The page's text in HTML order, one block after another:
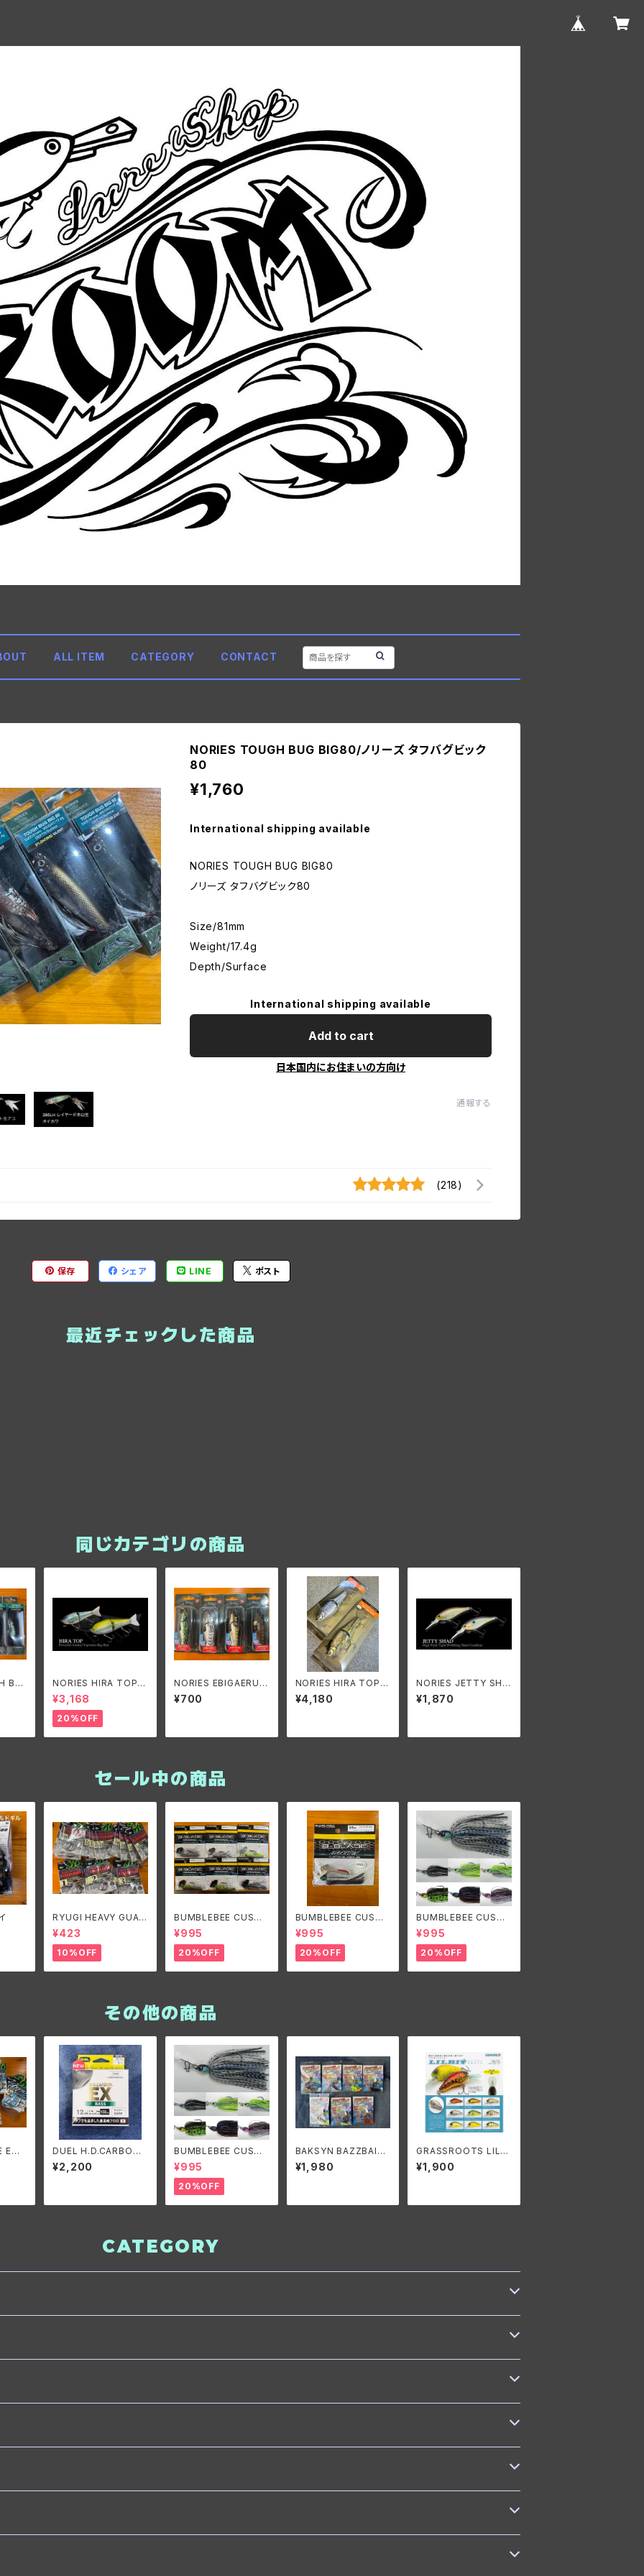
ALL ITEM CATEGORY CONTACT
NORIES TOUGH BUG BIG80/ノリーズ タフバグビック
80
¥1,760
International shipping available
NORIES TOUGH BUG BIG80
ノリーズ タフバグビック80
Size/81mm
Weight/17.4g
Depth/Surface
International shipping available
Add to cart
日本国内にお住まいの方向け
通報する
(218)
保存 シェア LINE ポスト
最近チェックした商品
同じカテゴリの商品
BU
NORIES HIRA TOP 1
40F/ノリーズ ヒラトッ
プ140F
¥3,168
20%OFF
NORIES EBIGAERU/ノ
リーズ エビガエル
¥700
NORIES HIRA TOP 1
70F/ノリーズ ヒラトッ
プ 170F
¥4,180
NORIES JETTY SHA
D 62F/ノリーズ ジェテ
ィーシャッド62F
¥1,870
セール中の商品
RYUGI HEAVY GUAR
D TALISMAN/リュー
ギ ヘビーガードタリズ
マン
¥423
10%OFF
BUMBLEBEE CUSTO
M LURES B-BLADE
ORIGINAL 1/4oz/バン
ブルビーカスタムルアー
ズ ビーブレードオリジ
ナル1/4oz
¥995
20%OFF
BUMBLEBEE CUSTO
M LURES B-BLADE
NARROW 3/8oz バン
ブルビーカスタムルアー
ズ ビーブレードナロー
3/8oz
¥995
20%OFF
BUMBLEBEE CUSTO
M LURES B-BLADE
ORIGINAL 3/8oz/ バ
ンブルビーカスタムルア
ーズ ビーブレードオリ
ジナル3/8oz
¥995
20%OFF
その他の商品
DUEL H.D.CARBON E
X BASS 12Lbs./デュ
エル HDカーボン EX
¥2,200
BUMBLEBEE CUSTO
M LURES B-BLADE
ORIGINAL 3/8oz/ バ
ンブルビーカスタムルア
ーズ ビーブレードオリ
ジナル3/8oz
¥995
20%OFF
BAKSYN BAZZBAIT
3/8oz. DIAVOLO/バ
クシン バズベイト 3/8o
¥1,980
GRASSROOTS LILBI
T/グラスルーツ リルビッ
ト
¥1,900
CATEGORY